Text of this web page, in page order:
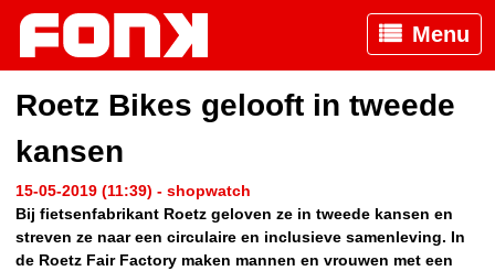
Menu
Roetz Bikes gelooft in tweede
kansen
15-05-2019 (11:39) - shopwatch
Bij fietsenfabrikant Roetz geloven ze in tweede kansen en
streven ze naar een circulaire en inclusieve samenleving. In
de Roetz Fair Factory maken mannen en vrouwen met een